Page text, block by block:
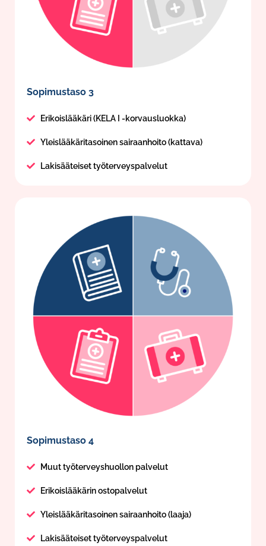
Sopimustaso 3
Erikoislääkäri (KELA I -korvausluokka)
Yleislääkäritasoinen sairaanhoito (kattava)
Lakisääteiset työterveyspalvelut
Sopimustaso 4
Muut työterveyshuollon palvelut
Erikoislääkärin ostopalvelut
Yleislääkäritasoinen sairaanhoito (laaja)
Lakisääteiset työterveyspalvelut